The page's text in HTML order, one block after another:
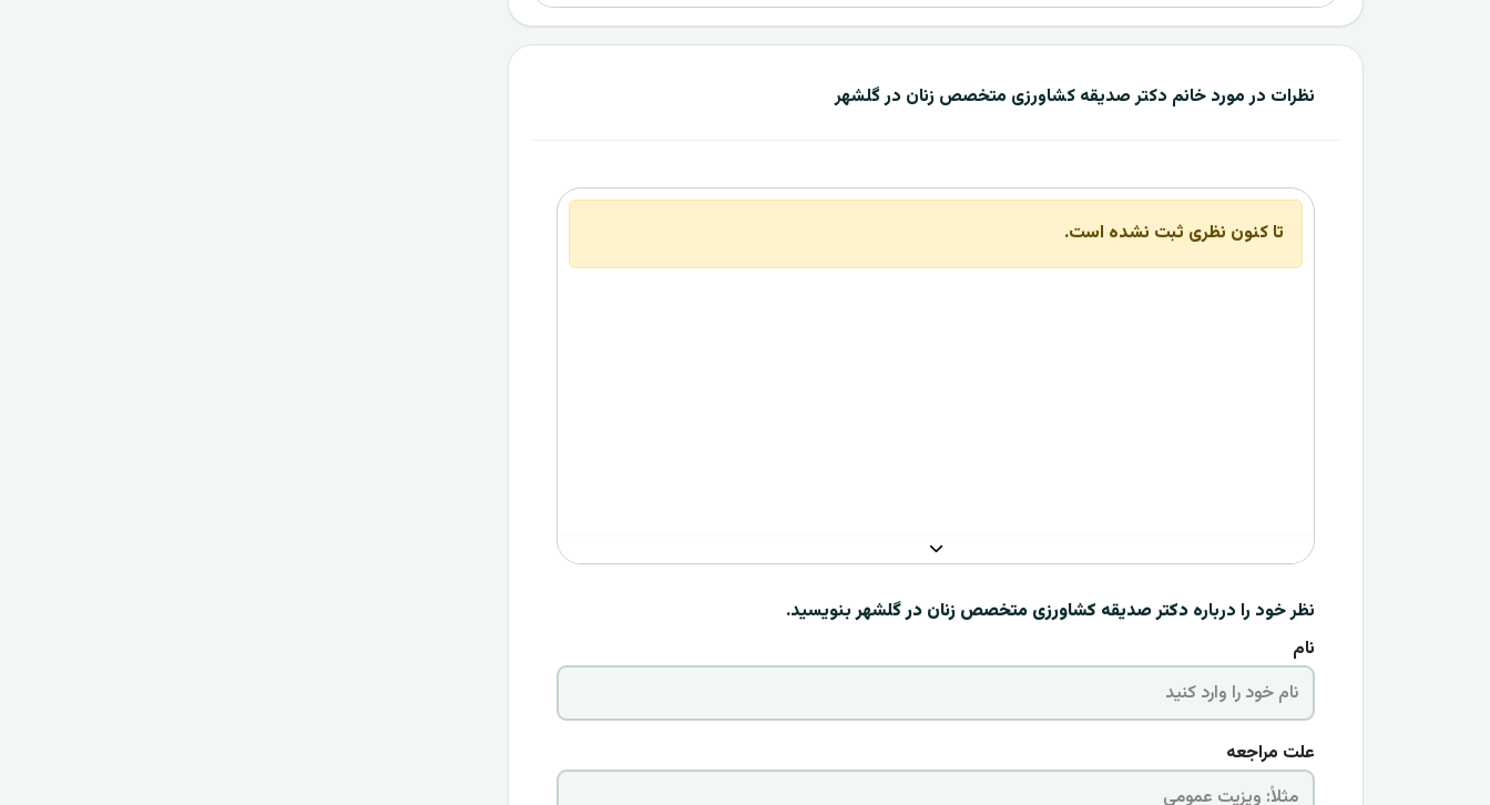
نظرات در مورد خانم دکتر صدیقه کشاورزی متخصص زنان در گلشهر
تا کنون نظری ثبت نشده است.
نظر خود را دربارهدکتر صدیقه کشاورزی متخصص زنان در گلشهربنویسید.
نام
علت مراجعه